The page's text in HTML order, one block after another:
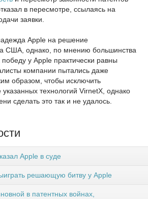
в пересмотре, ссылаясь на
заявки.
Apple на решение
США, однако, по мнению большинства
у Apple практически равны
компании пытались даже
образом, чтобы исключить
технологий VirnetX, однако
сделать это так и не удалось.
Apple в суде
решающую битву у Apple
в патентных войнах,